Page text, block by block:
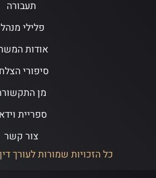
תעבורה
פלילי
אודות
סיפורי
מן
ספריית
צור קשר
כל הזכויות שמורות לעורך דין